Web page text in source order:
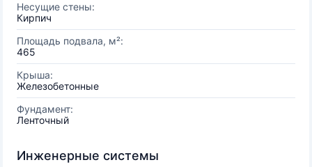
Несущие стены:
Кирпич
Площадь подвала, м²:
465
Крыша:
Железобетонные
Фундамент:
Ленточный
Инженерные системы